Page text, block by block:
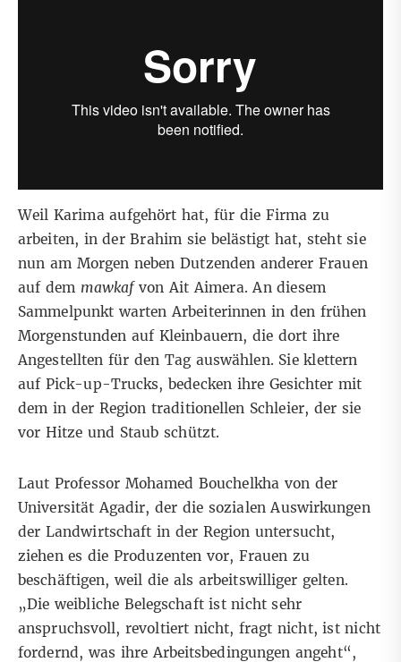
Weil Karima aufgehört hat, für die Firma zu
arbeiten, in der Brahim sie belästigt hat, steht sie
nun am Morgen neben Dutzenden anderer Frauen
auf dem mawkafvon Ait Aimera. An diesem
Sammelpunkt warten Arbeiterinnen in den frühen
Morgenstunden auf Kleinbauern, die dort ihre
Angestellten für den Tag auswählen. Sie klettern
auf Pick-up-Trucks, bedecken ihre Gesichter mit
dem in der Region traditionellen Schleier, der sie
vor Hitze und Staub schützt.
Laut Professor Mohamed Bouchelkha von der
Universität Agadir, der die sozialen Auswirkungen
der Landwirtschaft in der Region untersucht,
ziehen es die Produzenten vor, Frauen zu
beschäftigen, weil die als arbeitswilliger gelten.
„Die weibliche Belegschaft ist nicht sehr
anspruchsvoll, revoltiert nicht, fragt nicht, ist nicht
fordernd, was ihre Arbeitsbedingungen angeht“,